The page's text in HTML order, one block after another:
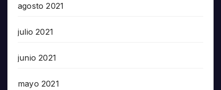
agosto 2021
julio 2021
junio 2021
mayo 2021